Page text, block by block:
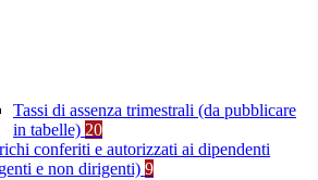
Tassi di assenza trimestrali (da pubblicare
in tabelle) 20
conferiti e autorizzati ai dipendenti
e non dirigenti) 9